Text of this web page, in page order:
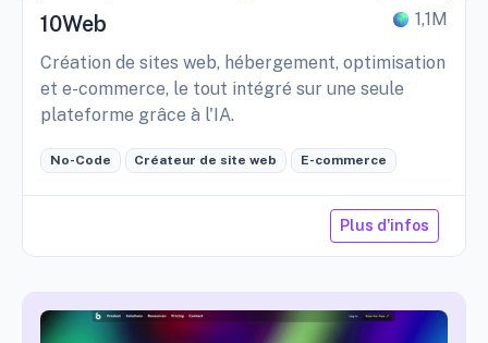
10Web 1,1M
Création de sites web, hébergement, optimisation
et e-commerce, le tout intégré sur une seule
plateforme grâce à l'IA.
No-Code Créateur de site web E-commerce
Plus d'infos